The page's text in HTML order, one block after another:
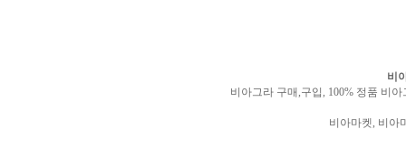
실
비
비아그라 구매,구입, 100% 정품 비
비아마켓, 비아